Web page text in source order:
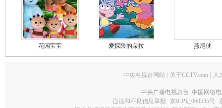
花园宝宝 爱探险的朵拉 燕尾侠
中央电视台网站 关于CCTV.com 人
中央广播电视总台 中国网络
违法和不良信息举报
京ICP证060535号